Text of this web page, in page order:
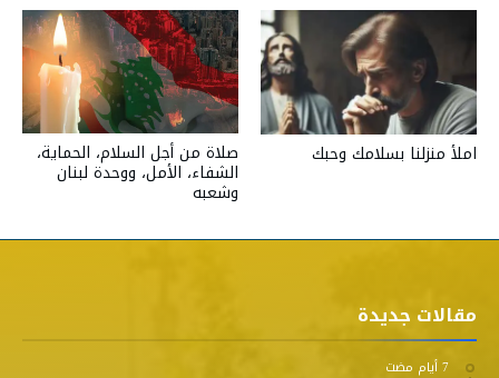
صلاة من أجل السلام، الحماية،
الشفاء، الأمل، ووحدة لبنان
وشعبه
املأ منزلنا بسلامك وحبك
مقالات جديدة